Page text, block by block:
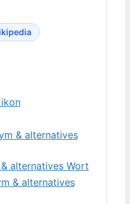
& alternatives
alternatives Wort
& alternatives